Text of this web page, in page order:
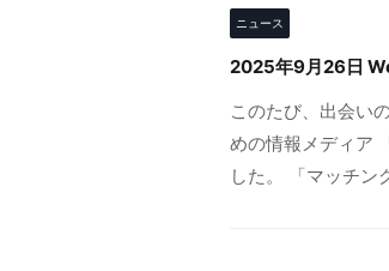
ニュース
2025年9月26日
このたび、出会い
めの情報メディア
した。 「マッチン